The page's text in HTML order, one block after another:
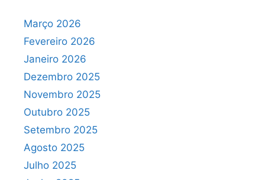
Março 2026
Fevereiro 2026
Janeiro 2026
Dezembro 2025
Novembro 2025
Outubro 2025
Setembro 2025
Agosto 2025
Julho 2025